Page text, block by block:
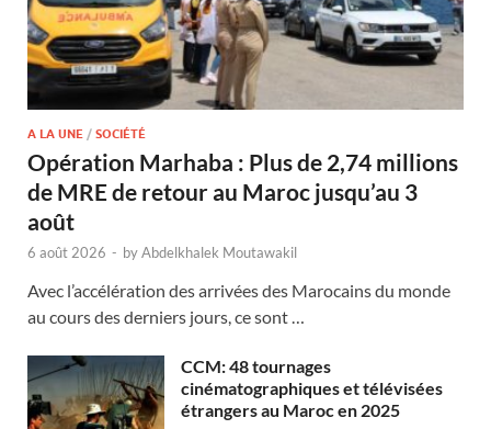
A LA UNE / SOCIÉTÉ
Opération Marhaba : Plus de 2,74 millions
de MRE de retour au Maroc jusqu’au 3
août
6 août 2026 - byAbdelkhalek Moutawakil
Avec l’accélération des arrivées des Marocains du monde
au cours des derniers jours, ce sont …
CCM: 48 tournages
cinématographiques et télévisées
étrangers au Maroc en 2025